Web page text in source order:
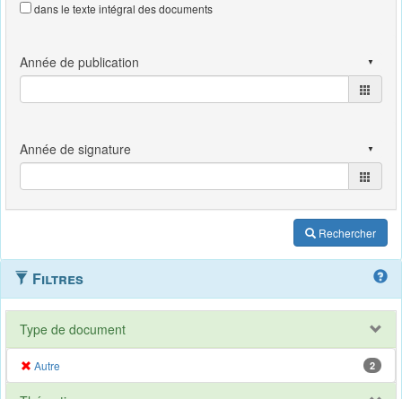
dans le texte intégral des documents
Rechercher
Filtres
Type de document
Autre 2